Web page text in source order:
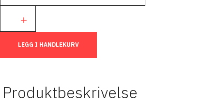
LEGG I HANDLEKURV
Produktbeskrivelse